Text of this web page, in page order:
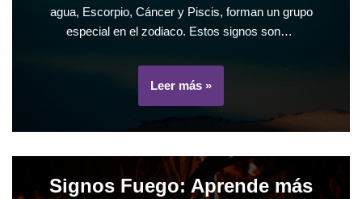
agua, Escorpio, Cáncer y Piscis, forman un grupo
especial en el zodiaco. Estos signos son…
Leer más »
Signos Fuego: Aprende más